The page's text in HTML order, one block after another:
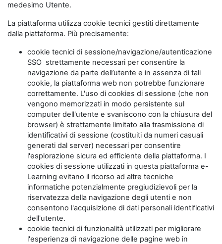
medesimo Utente.
La piattaforma utilizza cookie tecnici gestiti direttamente
dalla piattaforma. Più precisamente:
cookie tecnici di sessione/navigazione/autenticazione
SSO strettamente necessari per consentire la
navigazione da parte dell’utente e in assenza di tali
cookie, la piattaforma web non potrebbe funzionare
correttamente. L'uso di cookies di sessione (che non
vengono memorizzati in modo persistente sul
computer dell'utente e svaniscono con la chiusura del
browser) è strettamente limitato alla trasmissione di
identificativi di sessione (costituiti da numeri casuali
generati dal server) necessari per consentire
l'esplorazione sicura ed efficiente della piattaforma. I
cookies di sessione utilizzati in questa piattaforma e-
Learning evitano il ricorso ad altre tecniche
informatiche potenzialmente pregiudizievoli per la
riservatezza della navigazione degli utenti e non
consentono l'acquisizione di dati personali identificativi
dell'utente.
cookie tecnici di funzionalità utilizzati per migliorare
l'esperienza di navigazione delle pagine web in